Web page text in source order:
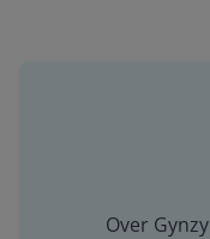
Over Gynzy